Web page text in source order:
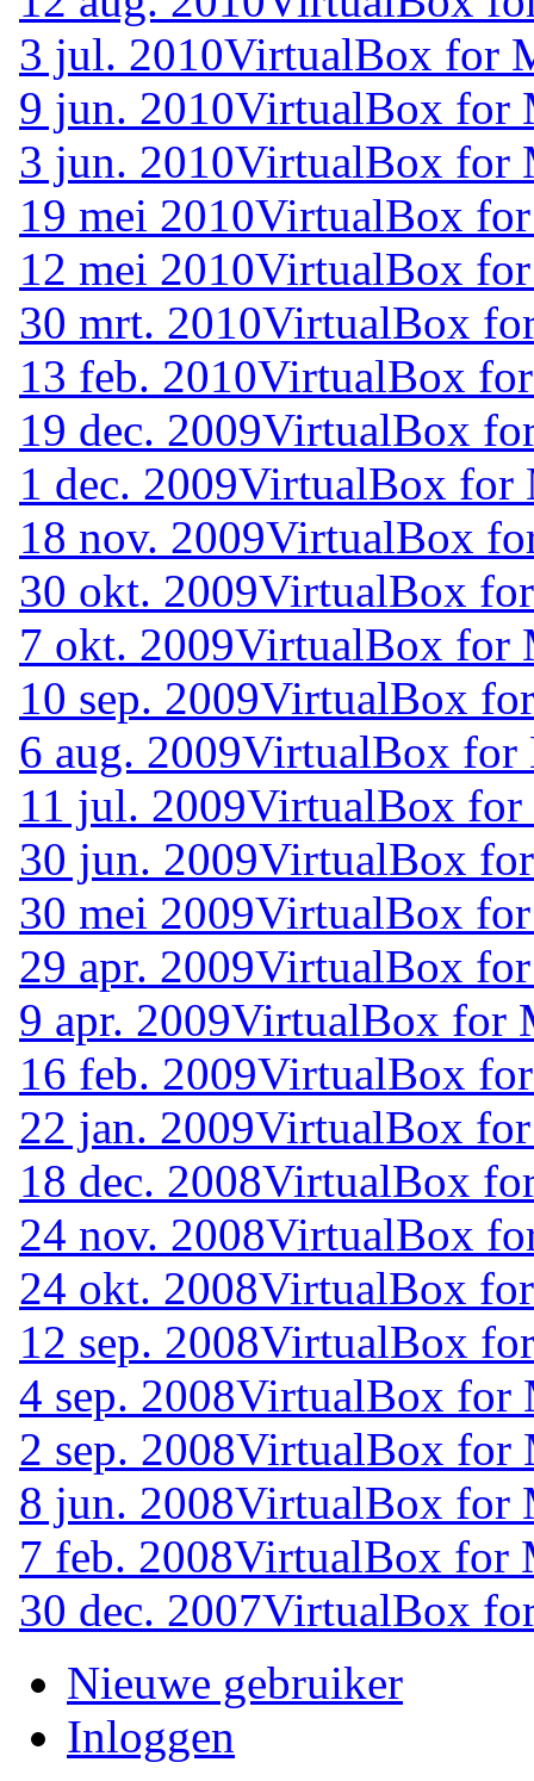
3 jul. 2010VirtualBox for
9 jun. 2010VirtualBox for
3 jun. 2010VirtualBox for
19 mei 2010VirtualBox
12 mei 2010VirtualBox
30 mrt. 2010VirtualBox
13 feb. 2010VirtualBox
19 dec. 2009VirtualBox
1 dec. 2009VirtualBox for
18 nov. 2009VirtualBox
30 okt. 2009VirtualBox
7 okt. 2009VirtualBox for
10 sep. 2009VirtualBox
6 aug. 2009VirtualBox for
11 jul. 2009VirtualBox for
30 jun. 2009VirtualBox
30 mei 2009VirtualBox
29 apr. 2009VirtualBox
9 apr. 2009VirtualBox for
16 feb. 2009VirtualBox
22 jan. 2009VirtualBox
18 dec. 2008VirtualBox
24 nov. 2008VirtualBox
24 okt. 2008VirtualBox
12 sep. 2008VirtualBox
4 sep. 2008VirtualBox for
2 sep. 2008VirtualBox for
8 jun. 2008VirtualBox for
7 feb. 2008VirtualBox for
30 dec. 2007VirtualBox
Nieuwe gebruiker
Inloggen